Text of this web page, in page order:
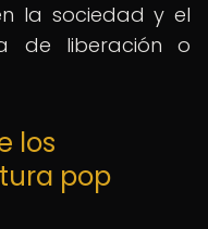
la sociedad y el
de liberación o
los
pop